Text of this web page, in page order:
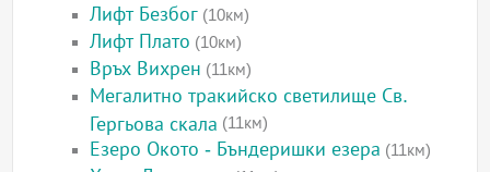
Лифт Безбог (10км)
Лифт Плато (10км)
Връх Вихрен (11км)
Мегалитно тракийско светилище Св.
Гергьова скала (11км)
Езеро Окото - Бъндеришки езера (11км)